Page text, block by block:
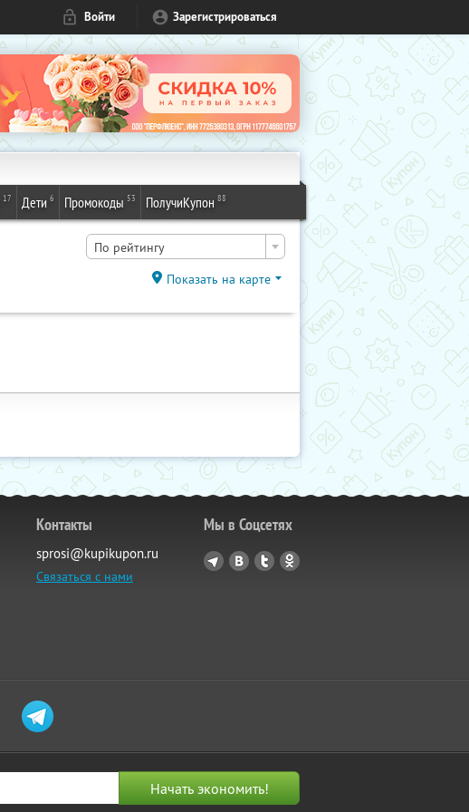
Войти Зарегистрироваться
17 Дети 6 Промокоды 53 ПолучиКупон 88
По рейтингу
Показать на карте
Контакты
sprosi@kupikupon.ru
Связаться с нами
Мы в Соцсетях